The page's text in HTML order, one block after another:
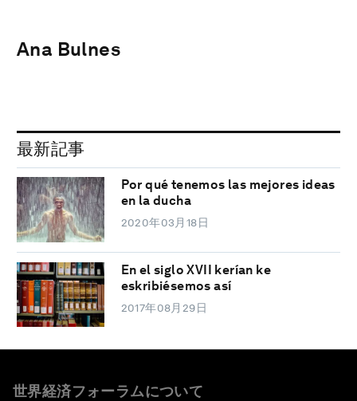
Ana Bulnes
最新記事
Por qué tenemos las mejores ideas
en la ducha
2020年03月18日
En el siglo XVII kerían ke
eskribiésemos así
2017年08月29日
世界経済フォーラムについて